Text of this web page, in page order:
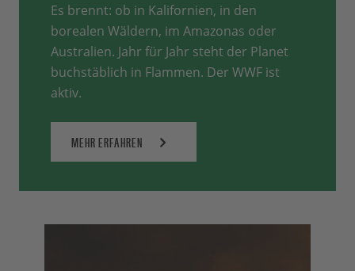
Es brennt: ob in Kalifornien, in den
borealen Wäldern, im Amazonas oder
Australien. Jahr für Jahr steht der Planet
buchstäblich in Flammen. Der WWF ist
aktiv.
MEHR ERFAHREN